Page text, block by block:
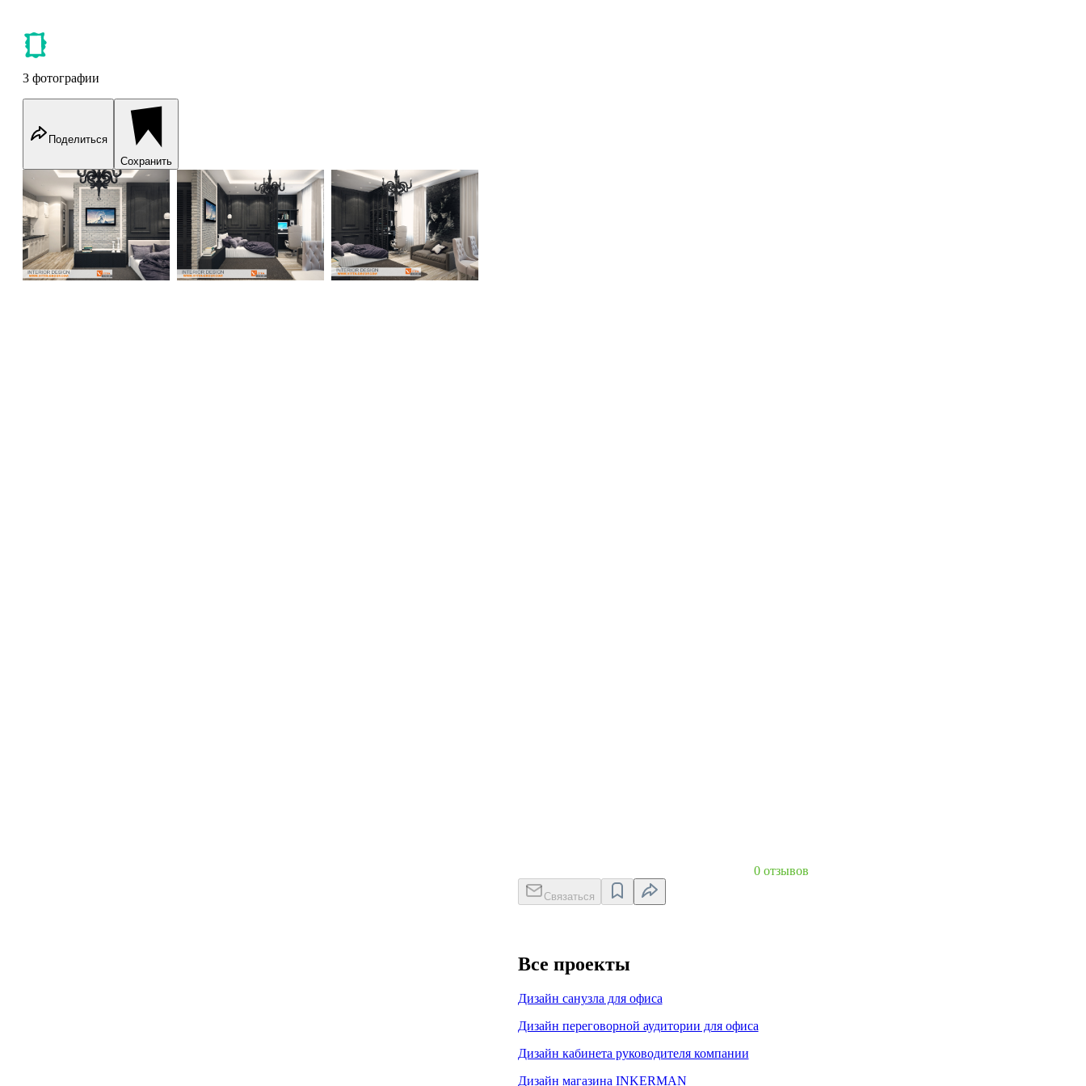
3 фотографии
Поделиться
Сохранить
Moscow city: bedroom Moscow city: bedroom Moscow city: bedroom
0 отзывов
Связаться
Все проекты
Дизайн санузла для офиса
Дизайн переговорной аудитории для офиса
Дизайн кабинета руководителя компании
Дизайн магазина INKERMAN